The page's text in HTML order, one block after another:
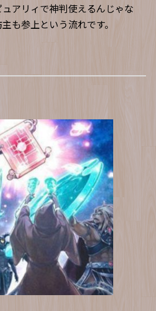
アリィで神判使えるんじゃな
も参上という流れです。